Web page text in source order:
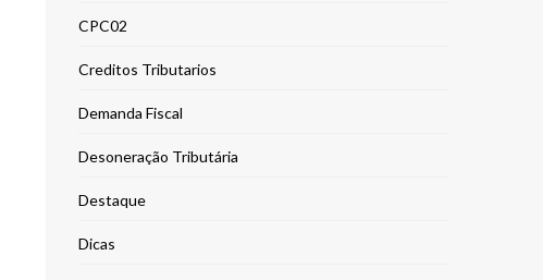
CPC02
Creditos Tributarios
Demanda Fiscal
Desoneração Tributária
Destaque
Dicas